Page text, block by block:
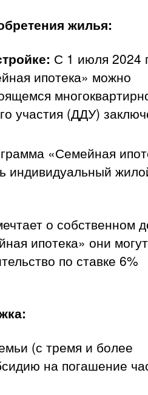
жилья:
С 1 июля 2024
ипотека» можно
участия (ДДУ)
«Семейная
индивидуальный
о собственном
ипотека» они могут
по ставке 6%
(с тремя и более
на погашение